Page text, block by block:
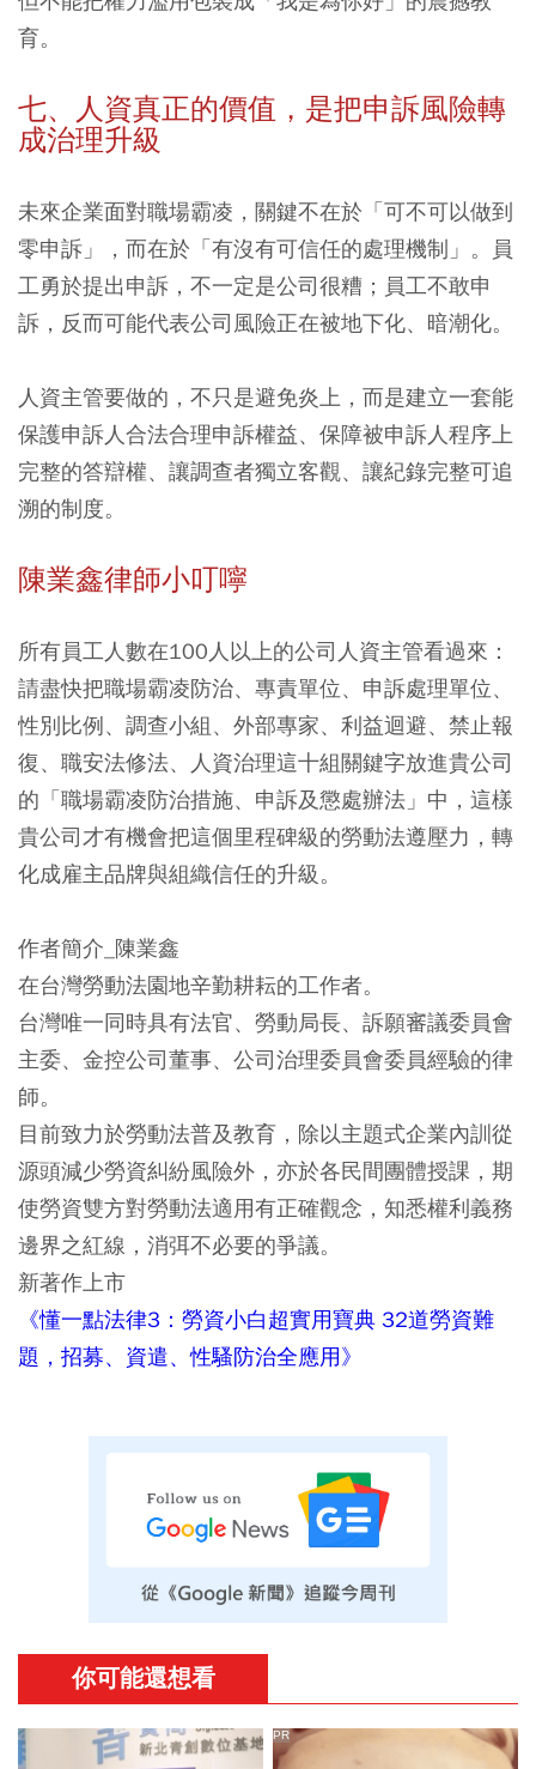
育。
七、人資真正的價值，是把申訴風險轉
成治理升級
未來企業面對職場霸凌，關鍵不在於「可不可以做到
零申訴」，而在於「有沒有可信任的處理機制」。員
工勇於提出申訴，不一定是公司很糟；員工不敢申
訴，反而可能代表公司風險正在被地下化、暗潮化。
人資主管要做的，不只是避免炎上，而是建立一套能
保護申訴人合法合理申訴權益、保障被申訴人程序上
完整的答辯權、讓調查者獨立客觀、讓紀錄完整可追
溯的制度。
陳業鑫律師小叮嚀
所有員工人數在100人以上的公司人資主管看過來：
請盡快把職場霸凌防治、專責單位、申訴處理單位、
性別比例、調查小組、外部專家、利益迴避、禁止報
復、職安法修法、人資治理這十組關鍵字放進貴公司
的「職場霸凌防治措施、申訴及懲處辦法」中，這樣
貴公司才有機會把這個里程碑級的勞動法遵壓力，轉
化成雇主品牌與組織信任的升級。
作者簡介_陳業鑫
在台灣勞動法園地辛勤耕耘的工作者。
台灣唯一同時具有法官、勞動局長、訴願審議委員會
主委、金控公司董事、公司治理委員會委員經驗的律
師。
目前致力於勞動法普及教育，除以主題式企業內訓從
源頭減少勞資糾紛風險外，亦於各民間團體授課，期
使勞資雙方對勞動法適用有正確觀念，知悉權利義務
邊界之紅線，消弭不必要的爭議。
新著作上市
《懂一點法律3：勞資小白超實用寶典 32道勞資難
題，招募、資遣、性騷防治全應用》